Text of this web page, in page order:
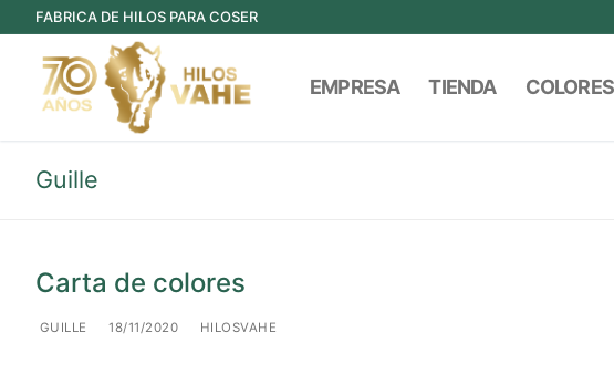
FABRICA DE HILOS PARA COSER
EMPRESA TIENDA COLORES
Guille
Carta de colores
GUILLE 18/11/2020 HILOSVAHE